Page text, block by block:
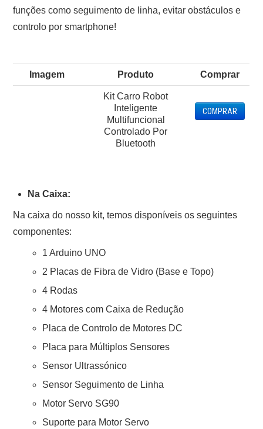
funções como seguimento de linha, evitar obstáculos e
controlo por smartphone!
Imagem Produto Comprar
Kit Carro Robot
Inteligente
Multifuncional
Controlado Por
Bluetooth
COMPRAR
Na Caixa:
Na caixa do nosso kit, temos disponíveis os seguintes
componentes:
1 Arduino UNO
2 Placas de Fibra de Vidro (Base e Topo)
4 Rodas
4 Motores com Caixa de Redução
Placa de Controlo de Motores DC
Placa para Múltiplos Sensores
Sensor Ultrassónico
Sensor Seguimento de Linha
Motor Servo SG90
Suporte para Motor Servo